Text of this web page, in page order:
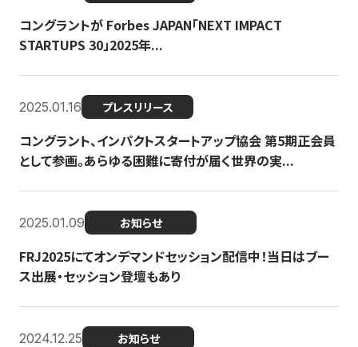
コングラントが Forbes JAPAN「NEXT IMPACT
STARTUPS 30」2025年...
2025.01.16 プレスリリース
コングラント、インパクトスタートアップ協会 第5期正会員
として参画。あらゆる困難に寄付が届く世界の実...
2025.01.09 お知らせ
FRJ2025にてオンデマンドセッション配信中！当日はブー
ス出展・セッション登壇もあり
2024.12.25 お知らせ